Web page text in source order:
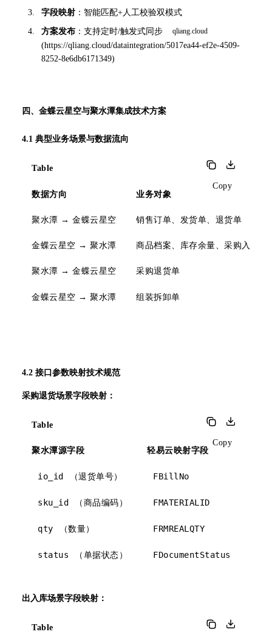
字段映射 ：智能匹配+人工校验双模式
方案发布 ：支持定时/触发式同步
(https://qliang.cloud/dataintegration/5017ea44-ef2e-4509-
8252-8e6db6171349)
四、金蝶云星空与聚水潭集成技术方案
4.1 典型业务场景与数据流向
Table
Copy
数据方向
业务对象
聚水潭 → 金蝶云星空 销售订单、发货单、退货单
金蝶云星空 → 聚水潭 商品档案、库存余量、采购入库
聚水潭 → 金蝶云星空 采购退货单
金蝶云星空 → 聚水潭 组装拆卸单
4.2 接口参数映射技术规范
采购退货场景字段映射：
Table
Copy
聚水潭源字段
轻易云映射字段
io_id （退货单号） FBillNo
sku_id （商品编码） FMATERIALID
qty （数量） FRMREALQTY
status （单据状态） FDocumentStatus
出入库场景字段映射：
Table